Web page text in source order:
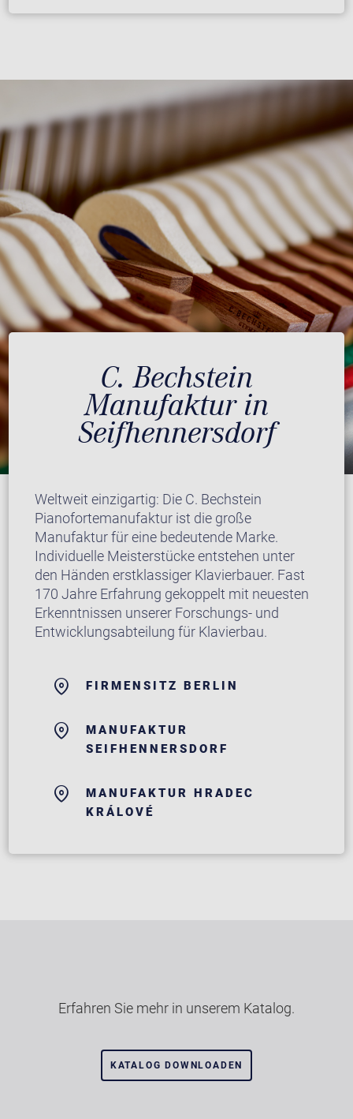
C. Bechstein
Manufaktur in
Seifhennersdorf
Weltweit einzigartig: Die C. Bechstein
Pianofortemanufaktur ist die große
Manufaktur für eine bedeutende Marke.
Individuelle Meisterstücke entstehen unter
den Händen erstklassiger Klavierbauer. Fast
170 Jahre Erfahrung gekoppelt mit neuesten
Erkenntnissen unserer Forschungs- und
Entwicklungsabteilung für Klavierbau.
FIRMENSITZ BERLIN
MANUFAKTUR
SEIFHENNERSDORF
MANUFAKTUR HRADEC
KRÁLOVÉ
Erfahren Sie mehr in unserem Katalog.
KATALOG DOWNLOADEN